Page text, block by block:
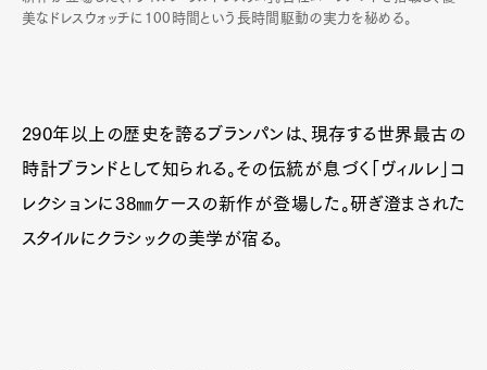
美なドレスウォッチに100時間という長時間駆動の実力を秘める。
290年以上の歴史を誇るブランパンは、現存する世界最古の
時計ブランドとして知られる。その伝統が息づく「ヴィルレ」コ
レクションに38㎜ケースの新作が登場した。研ぎ澄まされた
スタイルにクラシックの美学が宿る。